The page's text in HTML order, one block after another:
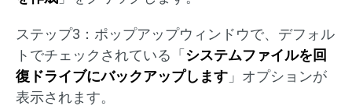
ステップ3：ポップアップウィンドウで、デフォル
トでチェックされている「 システムファイルを回
復ドライブにバックアップします 」オプションが
表示されます。